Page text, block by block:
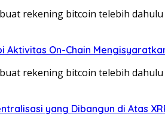
rekening bitcoin telebih dahulu
Aktivitas On-Chain
rekening bitcoin telebih dahulu
yang Dibangun di Atas